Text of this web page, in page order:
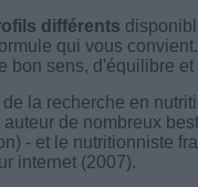
différents
qui vous convient.
bon sens, d'équilibre et
la recherche en
auteur de nombreux
- et le nutritionniste
internet (2007).